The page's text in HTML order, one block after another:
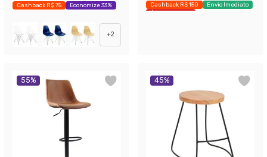
Cashback R$ 75 Economize 33%
+2
Cashback R$ 150
Envio Imediato
Últimas peças
55% 45%